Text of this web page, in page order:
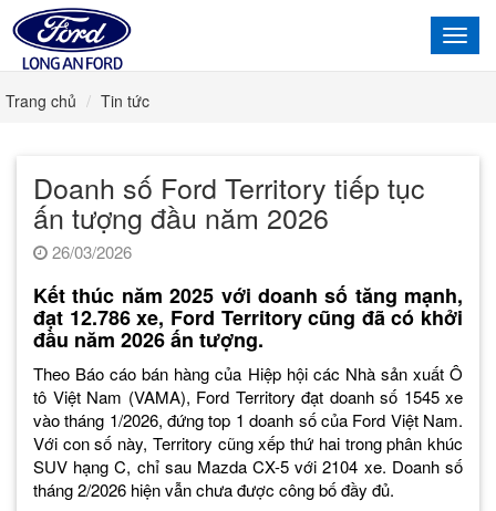
Trang chủ Tin tức
Doanh số Ford Territory tiếp tục
ấn tượng đầu năm 2026
26/03/2026
Kết thúc năm 2025 với doanh số tăng mạnh,
đạt 12.786 xe, Ford Territory cũng đã có khởi
đầu năm 2026 ấn tượng.
Theo Báo cáo bán hàng của Hiệp hội các Nhà sản xuất Ô
tô Việt Nam (VAMA), Ford Territory đạt doanh số 1545 xe
vào tháng 1/2026, đứng top 1 doanh số của Ford Việt Nam.
Với con số này, Territory cũng xếp thứ hai trong phân khúc
SUV hạng C, chỉ sau Mazda CX-5 với 2104 xe. Doanh số
tháng 2/2026 hiện vẫn chưa được công bố đầy đủ.